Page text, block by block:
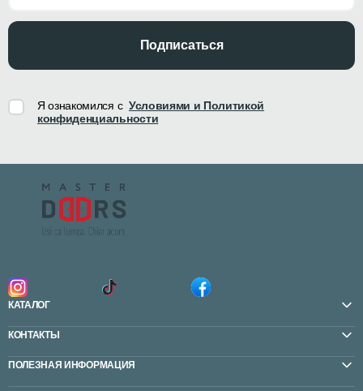
Подписаться
Я ознакомился с Условиями и Политикой
конфиденциальности
КАТАЛОГ
КОНТАКТЫ
ПОЛЕЗНАЯ ИНФОРМАЦИЯ